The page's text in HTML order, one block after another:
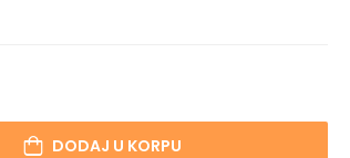
DODAJ U KORPU